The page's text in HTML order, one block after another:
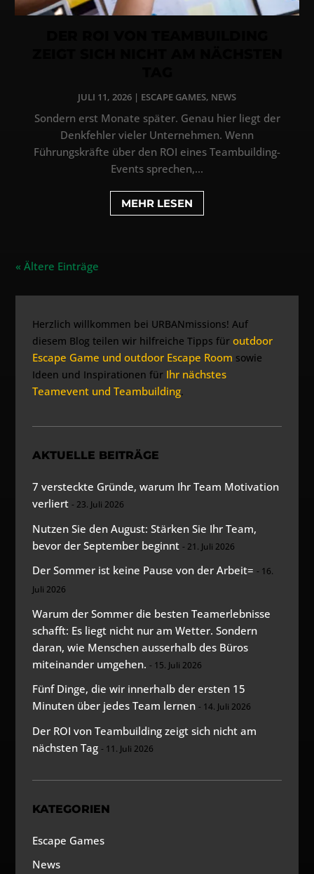
JULI 11, 2026 | ESCAPE GAMES, NEWS
Sondern erst Monate später. Genau hier liegt der
Denkfehler vieler Unternehmen. Wenn
Führungskräfte über den ROI eines Teambuilding-
Events sprechen,...
MEHR LESEN
« Ältere Einträge
Herzlich willkommen bei URBANmissions! Auf
diesem Blog teilen wir hilfreiche Tipps füroutdoor
Escape Game und outdoor Escape Room sowie
Ideen und Inspirationen für Ihr nächstes
Teamevent und Teambuilding.
AKTUELLE BEITRÄGE
7 versteckte Gründe, warum Ihr Team Motivation
verliert
23. Juli 2026
Nutzen Sie den August: Stärken Sie Ihr Team,
bevor der September beginnt
21. Juli 2026
Der Sommer ist keine Pause von der Arbeit=
16.
Juli 2026
Warum der Sommer die besten Teamerlebnisse
schafft: Es liegt nicht nur am Wetter. Sondern
daran, wie Menschen ausserhalb des Büros
miteinander umgehen.
15. Juli 2026
Fünf Dinge, die wir innerhalb der ersten 15
Minuten über jedes Team lernen
14. Juli 2026
Der ROI von Teambuilding zeigt sich nicht am
nächsten Tag
11. Juli 2026
KATEGORIEN
Escape Games
News